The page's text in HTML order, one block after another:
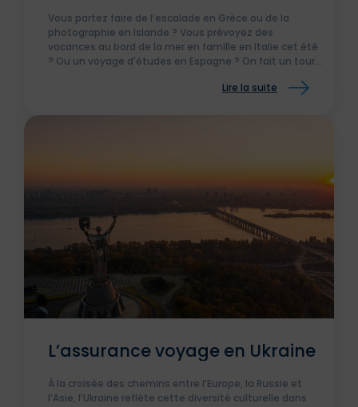
Vous partez faire de l’escalade en Grèce ou de la
photographie en Islande ? Vous prévoyez des
vacances au bord de la mer en famille en Italie cet été
? Ou un voyage d'études en Espagne ? On fait un tour
Lire la suite
L’assurance voyage en Ukraine
À la croisée des chemins entre l’Europe, la Russie et
l’Asie, l’Ukraine reflète cette diversité culturelle dans